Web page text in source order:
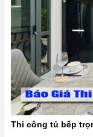
Thi công tủ bếp